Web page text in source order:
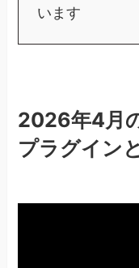
います
2026年4月
プラグイン